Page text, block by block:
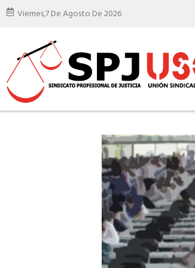
Viernes,7 De Agosto De 2026